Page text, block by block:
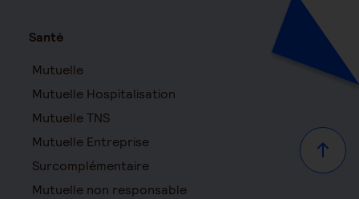
Haut
Santé
Mutuelle
Mutuelle Hospitalisation
Mutuelle TNS
Mutuelle Entreprise
Surcomplémentaire
Mutuelle non responsable